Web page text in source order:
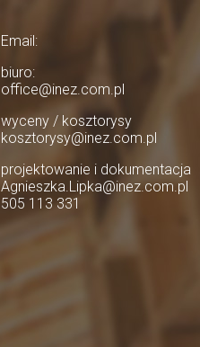
Email:
biuro:
office@inez.com.pl
wyceny / kosztorysy
kosztorysy@inez.com.pl
projektowanie i dokumentacja
Agnieszka.Lipka@inez.com.pl
505 113 331